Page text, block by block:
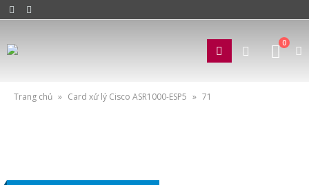
0
Trang chủ » Card xử lý Cisco ASR1000-ESP5 » 71